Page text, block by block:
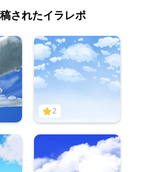
されたイラレポ
2